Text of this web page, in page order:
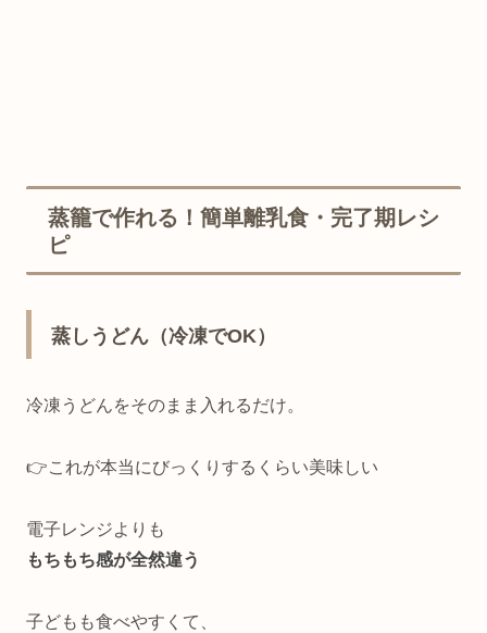
蒸籠で作れる！簡単離乳食・完了期レシ
ピ
蒸しうどん（冷凍でOK）
冷凍うどんをそのまま入れるだけ。
👉これが本当にびっくりするくらい美味しい
電子レンジよりも
もちもち感が全然違う
子どもも食べやすくて、